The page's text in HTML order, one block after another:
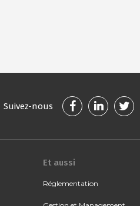
Suivez-nous
Et aussi
Réglementation